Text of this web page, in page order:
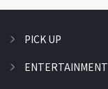
PICK UP
ENTERTAINMENT